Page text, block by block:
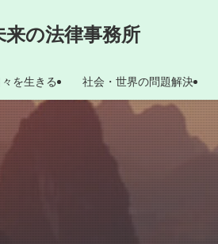
の法律事務所
を生きる 社会・世界の問題解決